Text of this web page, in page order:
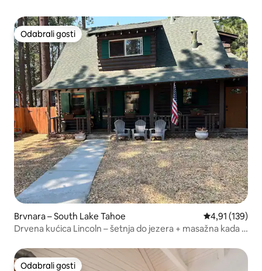
Odabrali gosti
Odabrali gosti
Brvnara – South Lake Tahoe Prosječna
4,91 (139)
Drvena kućica Lincoln – šetnja do jezera + masažna kada +
Odabrali gosti